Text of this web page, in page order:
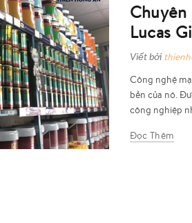
Chuyên
Lucas
Viết bởi
Công nghệ
bền của nó.
công nghiệp
Đọc Thêm